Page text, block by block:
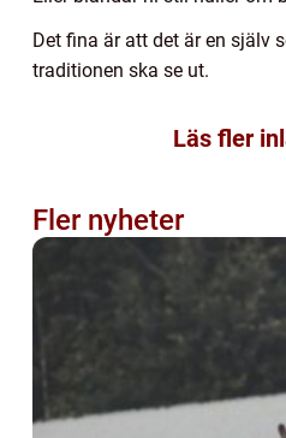
Det fina är att det är en själv
traditionen ska se ut.
Läs fler
Fler nyheter